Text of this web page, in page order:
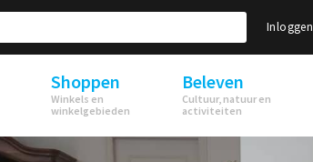
Inloggen
Shoppen
Winkels en
winkelgebieden
Beleven
Cultuur, natuur en
activiteiten